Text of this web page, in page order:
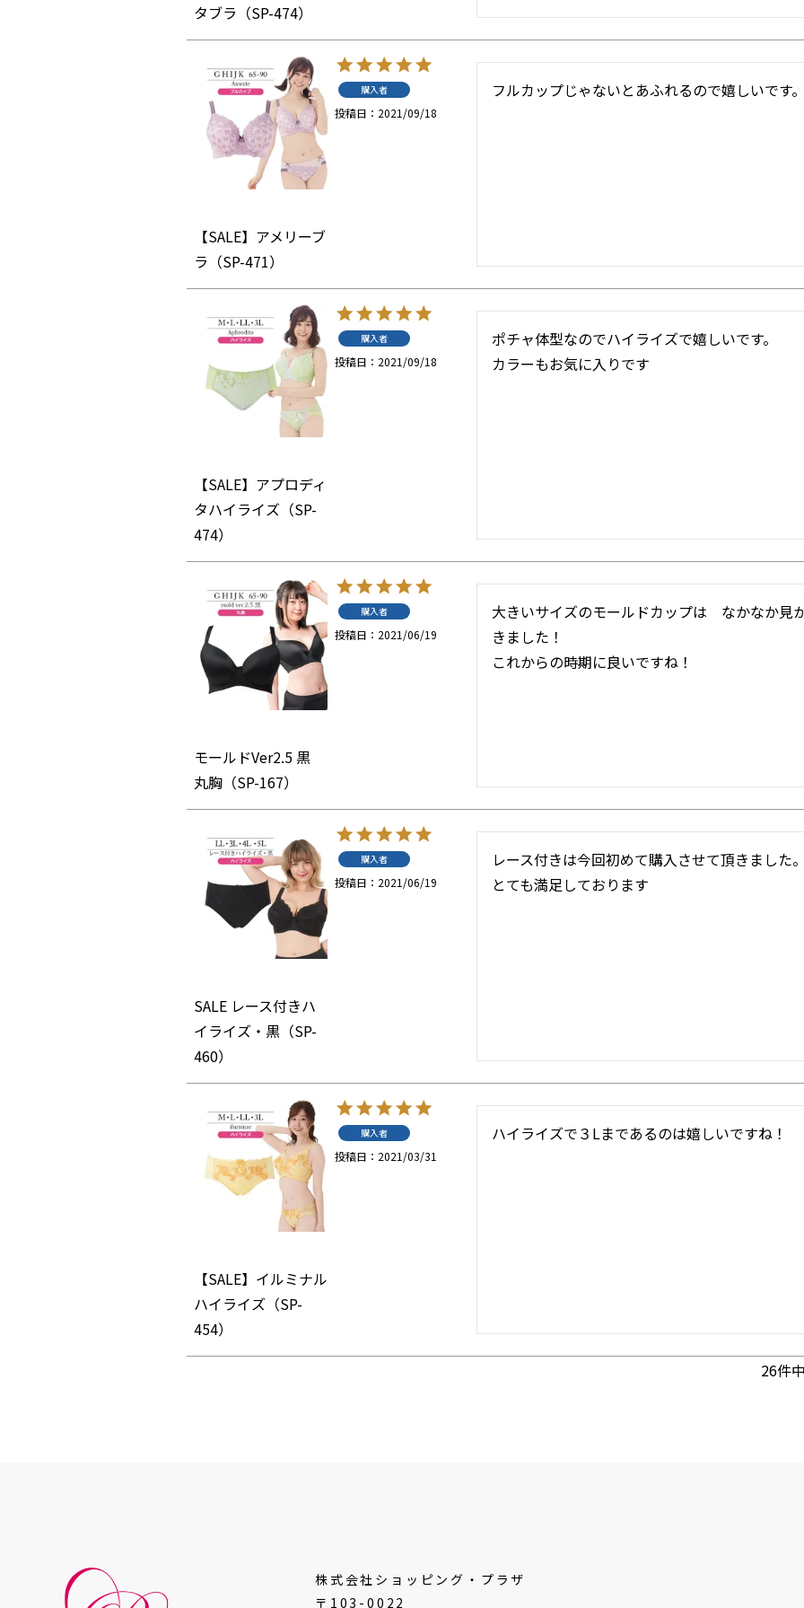
タブラ（SP-474）
【SALE】アメリーブ
ラ（SP-471）
購入者
投稿日 2021/09/18
フルカップじゃないとあふれるので嬉しいです
【SALE】アプロディ
タハイライズ（SP-
474）
購入者
投稿日 2021/09/18
ポチャ体型なのでハイライズで嬉しいです。
カラーもお気に入りです
モールドVer2.5 黒
丸胸（SP-167）
購入者
投稿日 2021/06/19
大きいサイズのモールドカップは　なかなか見
きました！
これからの時期に良いですね！
SALE レース付きハ
イライズ・黒（SP-
460）
購入者
投稿日 2021/06/19
レース付きは今回初めて購入させて頂きました
とても満足しております
【SALE】イルミナル
ハイライズ（SP-
454）
購入者
投稿日 2021/03/31
ハイライズで３Lまであるのは嬉しいですね！
26件
株式会社ショッピング・プラザ
〒103-0022